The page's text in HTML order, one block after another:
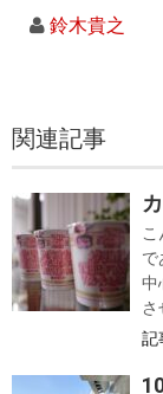
鈴木貴之
関連記事
で
中
さ
記